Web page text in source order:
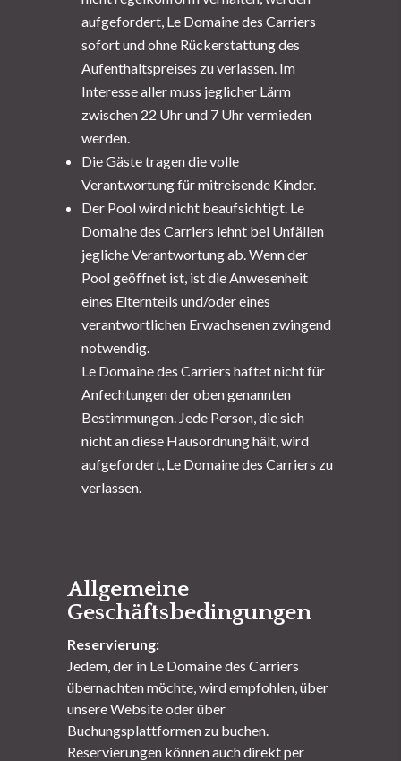
aufgefordert, Le Domaine des Carriers
sofort und ohne Rückerstattung des
Aufenthaltspreises zu verlassen. Im
Interesse aller muss jeglicher Lärm
zwischen 22 Uhr und 7 Uhr vermieden
werden.
Die Gäste tragen die volle
Verantwortung für mitreisende Kinder.
Der Pool wird nicht beaufsichtigt. Le
Domaine des Carriers lehnt bei Unfällen
jegliche Verantwortung ab. Wenn der
Pool geöffnet ist, ist die Anwesenheit
eines Elternteils und/oder eines
verantwortlichen Erwachsenen zwingend
notwendig.
Le Domaine des Carriers haftet nicht für
Anfechtungen der oben genannten
Bestimmungen. Jede Person, die sich
nicht an diese Hausordnung hält, wird
aufgefordert, Le Domaine des Carriers zu
verlassen.
Allgemeine
Geschäftsbedingungen
Reservierung:
Jedem, der in Le Domaine des Carriers
übernachten möchte, wird empfohlen, über
unsere Website oder über
Buchungsplattformen zu buchen.
Reservierungen können auch direkt per